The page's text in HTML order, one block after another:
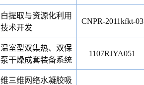
提取与资源化利用
技术开发
CNPR-2011kfkt-03
室型双集热、双保
干燥成套装备系统
1107RJYA051
三维网络水凝胶吸